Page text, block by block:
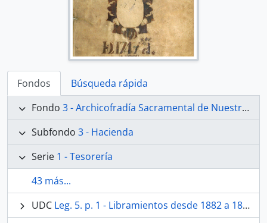
Fondos
Búsqueda rápida
Fondo 3 - Archicofradía Sacramental de Nuestra Señora de los Dolores
Subfondo 3 - Hacienda
Serie 1 - Tesorería
43 más...
UDC Leg. 5. p. 1 - Libramientos desde 1882 a 1890